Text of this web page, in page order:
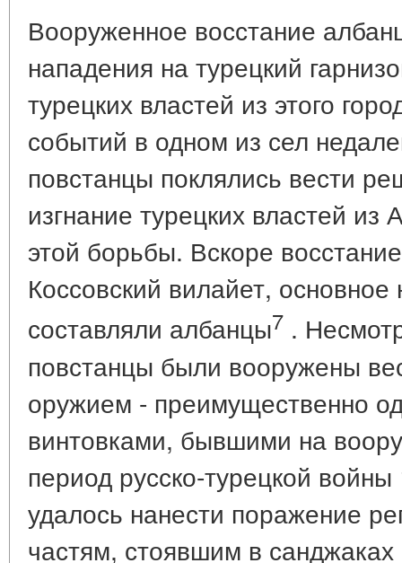
Вооруженное восстание
нападения на турецкий
турецких властей из этого
событий в одном из сел
повстанцы поклялись вести
изгнание турецких властей
этой борьбы. Вскоре
Коссовский вилайет, основное
составляли албанцы7 .
повстанцы были вооружены
оружием - преимущественно
винтовками, бывшими на
период русско-турецкой
удалось нанести поражение
частям, стоявшим в санджаках